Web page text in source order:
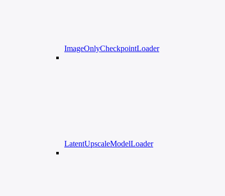
ImageOnlyCheckpointLoader
LatentUpscaleModelLoader